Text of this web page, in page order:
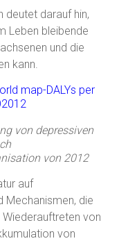
deutet darauf hin,
Leben bleibende
und die
kann.
von depressiven
von 2012
auf
Mechanismen, die
von
von